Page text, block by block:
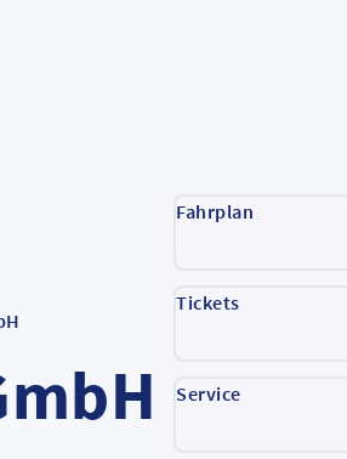
Fahrplan
Tickets
Service